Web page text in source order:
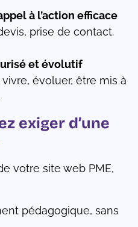
à l’action efficace
prise de contact.
et évolutif
évoluer, être mis à
exiger d’une
votre site web PME,
pédagogique, sans